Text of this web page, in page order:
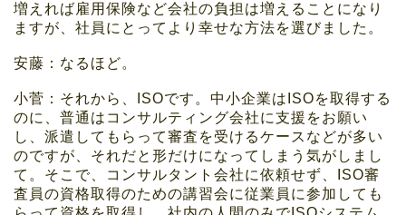
増えれば雇用保険など会社の負担は増えることになり
ますが、社員にとってより幸せな方法を選びました。
安藤：なるほど。
小菅：それから、ISOです。中小企業はISOを取得する
のに、普通はコンサルティング会社に支援をお願い
し、派遣してもらって審査を受けるケースなどが多い
のですが、それだと形だけになってしまう気がしまし
て。そこで、コンサルタント会社に依頼せず、ISO審
査員の資格取得のための講習会に従業員に参加しても